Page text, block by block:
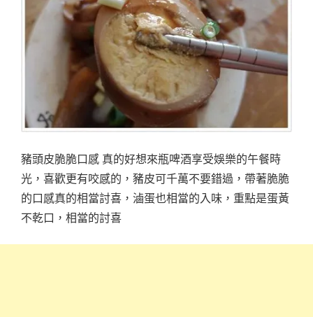
豬頭皮脆脆口感 真的好想來瓶啤酒享受娛樂的午餐時
光，喜歡更有咬感的，豬皮可千萬不要錯過，帶著脆脆
的口感真的相當討喜，滷蛋也相當的入味，重點是蛋黃
不乾口，相當的討喜